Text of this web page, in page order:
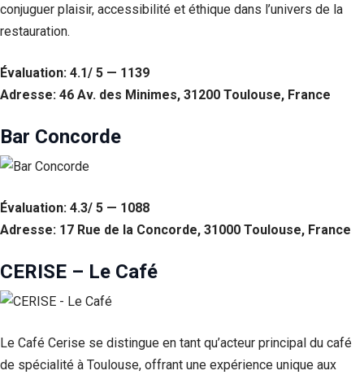
conjuguer plaisir, accessibilité et éthique dans l’univers de la
restauration.
Évaluation: 4.1/ 5 — 1139
Adresse: 46 Av. des Minimes, 31200 Toulouse, France
Bar Concorde
Évaluation: 4.3/ 5 — 1088
Adresse: 17 Rue de la Concorde, 31000 Toulouse, France
CERISE – Le Café
Le Café Cerise se distingue en tant qu’acteur principal du café
de spécialité à Toulouse, offrant une expérience unique aux